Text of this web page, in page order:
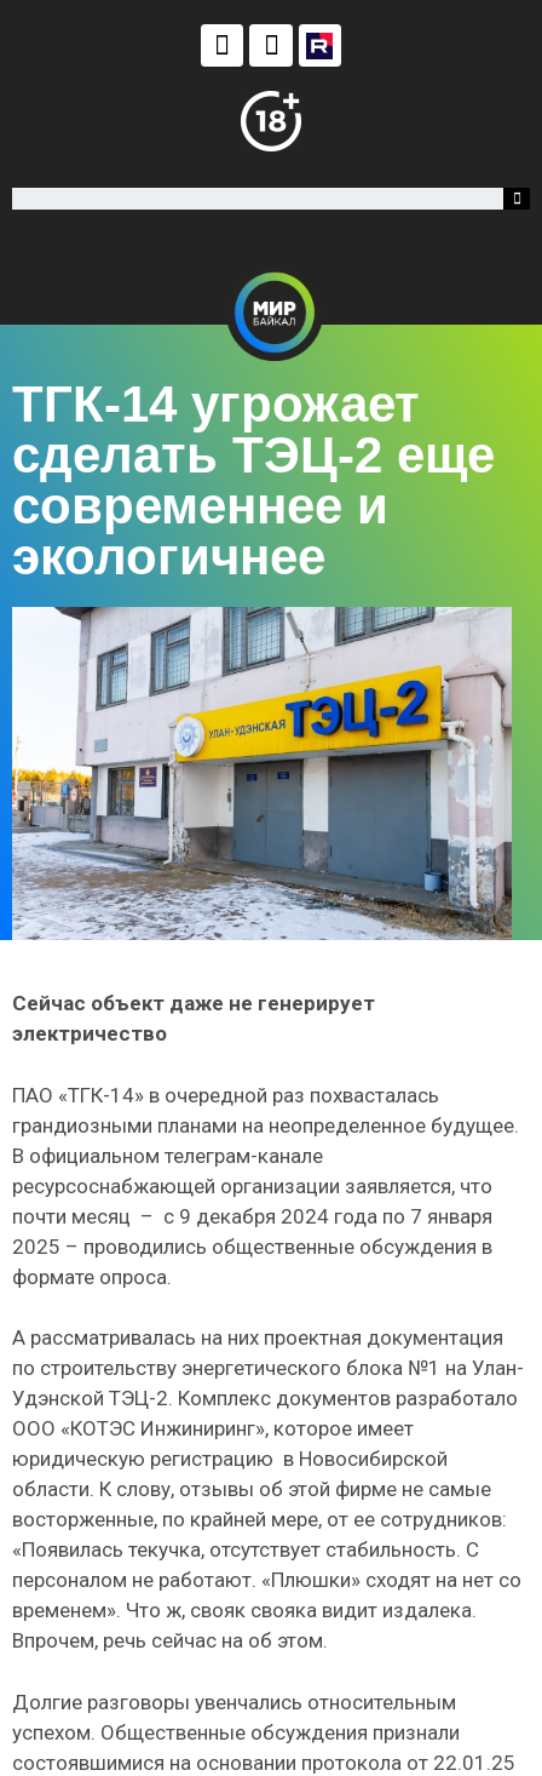
ТГК-14 угрожает
сделать ТЭЦ-2 еще
современнее и
экологичнее
Сейчас объект даже не генерирует
электричество
ПАО «ТГК-14» в очередной раз похвасталась
грандиозными планами на неопределенное будущее.
В официальном телеграм-канале
ресурсоснабжающей организации заявляется, что
почти месяц – с 9 декабря 2024 года по 7 января
2025 – проводились общественные обсуждения в
формате опроса.
А рассматривалась на них проектная документация
по строительству энергетического блока №1 на Улан-
Удэнской ТЭЦ-2. Комплекс документов разработало
ООО «КОТЭС Инжиниринг», которое имеет
юридическую регистрацию в Новосибирской
области. К слову, отзывы об этой фирме не самые
восторженные, по крайней мере, от ее сотрудников:
«Появилась текучка, отсутствует стабильность. С
персоналом не работают. «Плюшки» сходят на нет со
временем». Что ж, свояк свояка видит издалека.
Впрочем, речь сейчас на об этом.
Долгие разговоры увенчались относительным
успехом. Общественные обсуждения признали
состоявшимися на основании протокола от 22.01.25